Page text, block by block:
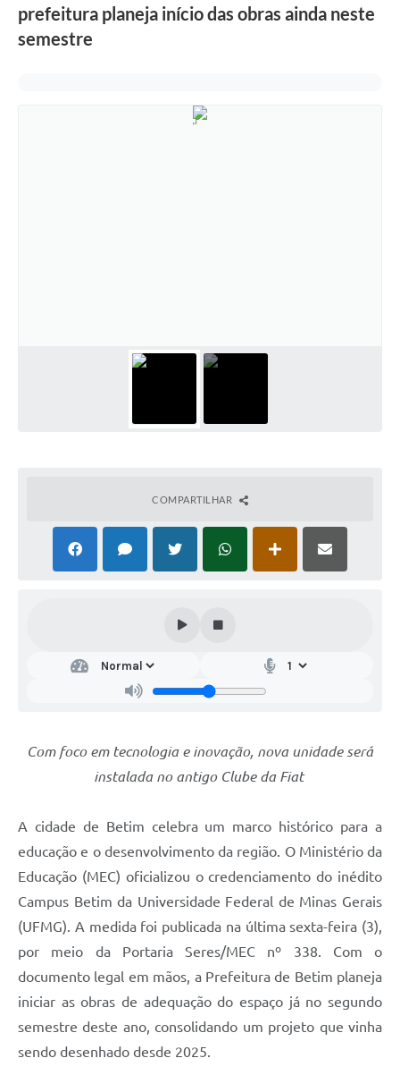
prefeitura planeja início das obras ainda neste
semestre
COMPARTILHAR
Com foco em tecnologia e inovação, nova unidade será
instalada no antigo Clube da Fiat
A cidade de Betim celebra um marco histórico para a
educação e o desenvolvimento da região. O Ministério da
Educação (MEC) oficializou o credenciamento do inédito
Campus Betim da Universidade Federal de Minas Gerais
(UFMG). A medida foi publicada na última sexta-feira (3),
por meio da Portaria Seres/MEC nº 338. Com o
documento legal em mãos, a Prefeitura de Betim planeja
iniciar as obras de adequação do espaço já no segundo
semestre deste ano, consolidando um projeto que vinha
sendo desenhado desde 2025.